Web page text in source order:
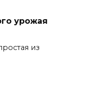
урожая
из